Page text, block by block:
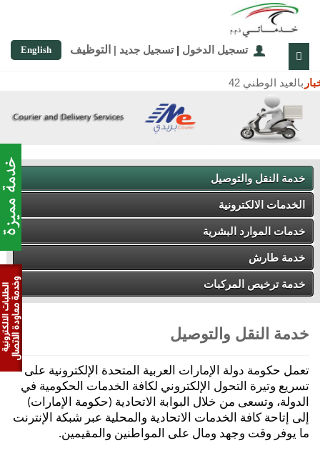
تسجيل الدخول | تسجيل جديد | التوظيف English
الوطني 42
خدمة النقل والتوصيل
الخدمات الالكترونية
خدمات الموارد البشرية
خدمة طارش
خدمة ترخيص المركبات
خدمة النقل والتوصيل
تعمل حكومة دولة الإمارات العربية المتحدة الإلكترونية على
تسريع وتيرة التحول الإلكتروني لكافة الخدمات الحكومية في
الدولة، وتسعى من خلال البوابة الاتحادية (حكومة الإمارات)
إلى إتاحة كافة الخدمات الاتحادية والمحلية عبر شبكة الإنترنت
ما يوفر وقت وجهد ومال على المواطنين والمقيمين.